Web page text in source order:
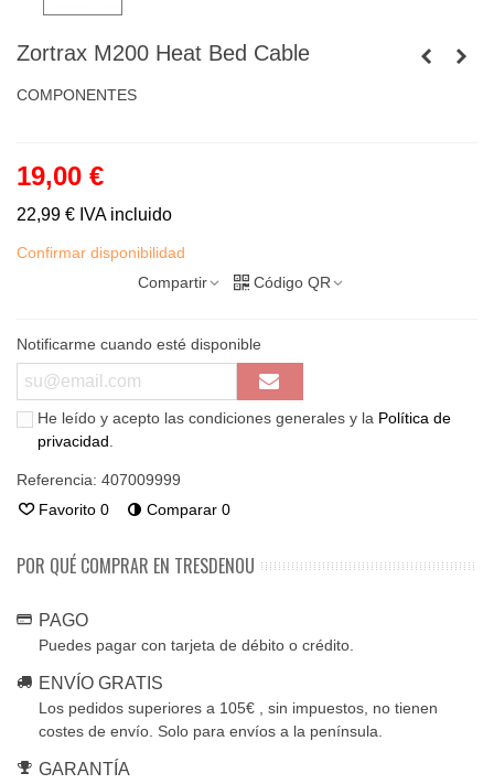
Zortrax M200 Heat Bed Cable
COMPONENTES
19,00 €
22,99 € IVA incluido
Confirmar disponibilidad
Compartir
Código QR
Notificarme cuando esté disponible
He leído y acepto las condiciones generales y la Política de
privacidad
Referencia: 407009999
Favorito 0 Comparar 0
POR QUÉ COMPRAR EN TRESDENOU
PAGO
Puedes pagar con tarjeta de débito o crédito.
ENVÍO GRATIS
Los pedidos superiores a 105€ , sin impuestos, no tienen
costes de envío. Solo para envíos a la península.
GARANTÍA